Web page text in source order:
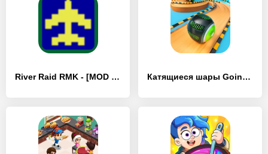
River Raid RMK - [MOD Бесконечные монеты] Катящиеся шары Going Ball game - [MOD Бесконечные монеты]